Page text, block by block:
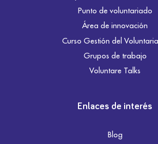
Punto de voluntariado
Área de innovación
Curso Gestión del
Grupos de trabajo
Voluntare Talks
Enlaces de interés
Blog